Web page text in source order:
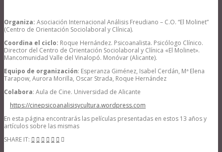
Organiza: Asociación Internacional Análisis Freudiano – C.O. “El Molinet”
(Centro de Orientación Sociolaboral y Clínica).
Coordina el ciclo: Roque Hernández. Psicoanalista. Psicólogo Clínico.
Director del Centro de Orientación Sociolaboral y Clínica «El Molinet».
Mancomunidad Valle del Vinalopó. Monóvar (Alicante).
Equipo de organización: Esperanza Giménez, Isabel Cerdán, Mª Elena
Tarapow, Aurora Morilla, Oscar Strada, Roque Hernández
Colabora: Aula de Cine. Universidad de Alicante
https://cinepsicoanalisisycultura.wordpress.com
En esta página encontrarás las películas presentadas en estos 13 años y
artículos sobre las mismas
SHARE IT: